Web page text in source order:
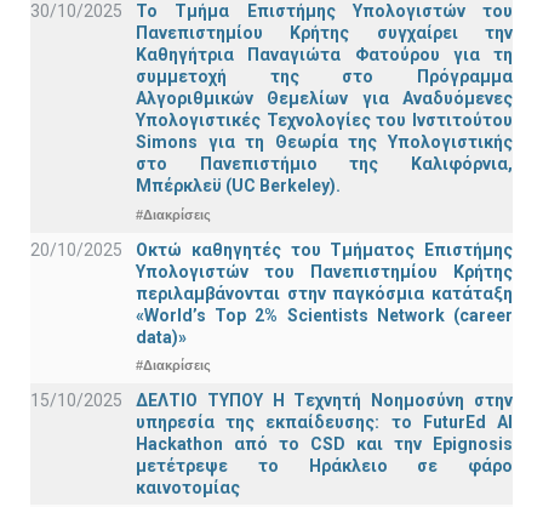
30/10/2025
Το Τμήμα Επιστήμης Υπολογιστών του
Πανεπιστημίου Κρήτης συγχαίρει την
Καθηγήτρια Παναγιώτα Φατούρου για τη
συμμετοχή της στο Πρόγραμμα
Αλγοριθμικών Θεμελίων για Αναδυόμενες
Υπολογιστικές Τεχνολογίες του Ινστιτούτου
Simons για τη Θεωρία της Υπολογιστικής
στο Πανεπιστήμιο της Καλιφόρνια,
Μπέρκλεϋ (UC Berkeley).
#Διακρίσεις
20/10/2025
Οκτώ καθηγητές του Τμήματος Επιστήμης
Υπολογιστών του Πανεπιστημίου Κρήτης
περιλαμβάνονται στην παγκόσμια κατάταξη
«World’s Top 2% Scientists Network (career
data)»
#Διακρίσεις
15/10/2025
ΔΕΛΤΙΟ ΤΥΠΟΥ H Tεχνητή Νοημοσύνη στην
υπηρεσία της εκπαίδευσης: το FuturEd AI
Hackathon από το CSD και την Epignosis
μετέτρεψε το Ηράκλειο σε φάρο
καινοτομίας